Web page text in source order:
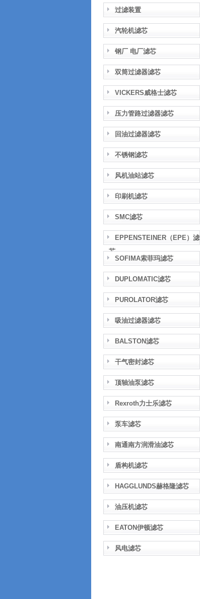
过滤装置
汽轮机滤芯
钢厂 电厂滤芯
双筒过滤器滤芯
VICKERS威格士滤芯
压力管路过滤器滤芯
回油过滤器滤芯
不锈钢滤芯
风机油站滤芯
印刷机滤芯
SMC滤芯
EPPENSTEINER（EPE）滤
芯
SOFIMA索菲玛滤芯
DUPLOMATIC滤芯
PUROLATOR滤芯
吸油过滤器滤芯
BALSTON滤芯
干气密封滤芯
顶轴油泵滤芯
Rexroth力士乐滤芯
泵车滤芯
南通南方润滑油滤芯
盾构机滤芯
HAGGLUNDS赫格隆滤芯
油压机滤芯
EATON伊顿滤芯
风电滤芯